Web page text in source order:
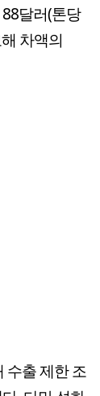
달러(톤당
차액의
수출 제한 조